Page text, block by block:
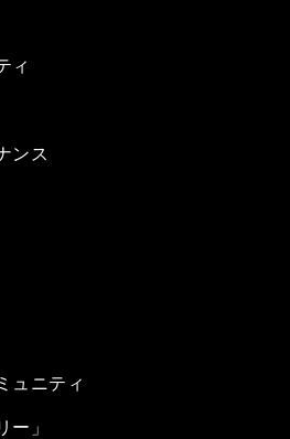
ィ
ンス
ュニティ
ー」